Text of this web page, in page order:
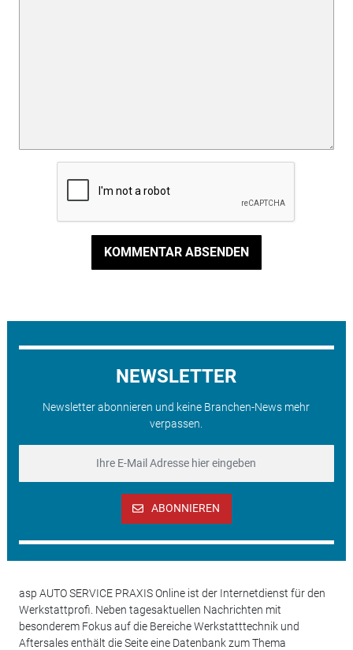
KOMMENTAR ABSENDEN
NEWSLETTER
Newsletter abonnieren und keine Branchen-News mehr
verpassen.
ABONNIEREN
asp AUTO SERVICE PRAXIS Online ist der Internetdienst für den
Werkstattprofi. Neben tagesaktuellen Nachrichten mit
besonderem Fokus auf die Bereiche Werkstatttechnik und
Aftersales enthält die Seite eine Datenbank zum Thema